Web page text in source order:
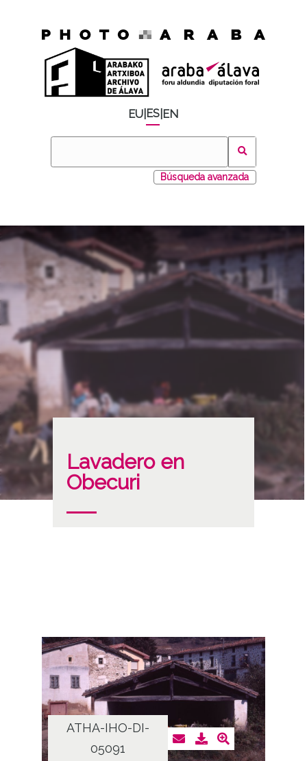
EU ES EN
Búsqueda avanzada
Lavadero en
Obecuri
ATHA-IHO-DI-
05091